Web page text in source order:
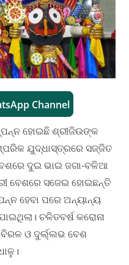
Channel
ହୋଇଛି ଶ୍ରୀଜିଉଙ୍କ
ଯୁଦ୍ଧାସ୍ତ୍ରରେ ସଜ୍ଜିତ
ଦୁଇ ଭାଇ ଜଗା-ବଳିଆ
ବେଶରେ ସଜେଇ ହୋଇଛନ୍ତି
ହେବା ପରେ ଅନ୍ୟାନ୍ୟ
ଚଳିତବର୍ଷ କରୋନା
ଓ ଦୁର୍ଲ୍ଲଭ ବେଶ